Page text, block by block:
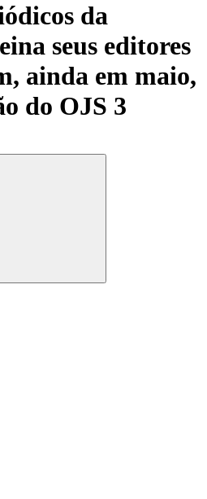
da
seus editores
ainda em maio,
do OJS 3